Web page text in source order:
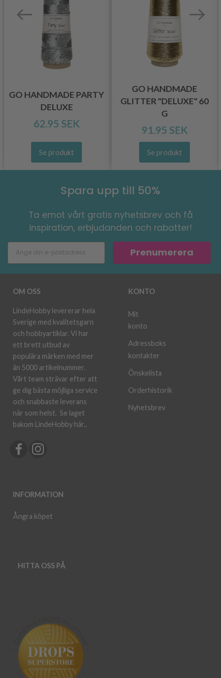
GO HANDMADE PARTY
DELUXE
62.95 SEK
Se produkt
GO HANDMADE
GLITTER "DELUXE" 60
G
91.95 SEK
Se produkt
Spara upp till 50%
Ta emot vårt gratis nyhetsbrev och få
inspiration, erbjudanden och rabatter!
Prenumerera
OM OSS
LindeHobby levererar hela
Sverige med kvalitetsgarn
och hobbyartiklar. Vi har
ett brett utbud av
populära märken med mer
än 5000 artikelnummer.
Vårt team strävar efter att
ge dig bästa möjliga service
och snabbaste leverans
när som helst. Se laget
bakom LindeHobby här..
INFORMATION
Ångra köpet
KONTO
Mit
konto
Adressboks
kontakter
Önskelista
Orderhistorik
Nyhetsbrev
HITTA OSS PÅ